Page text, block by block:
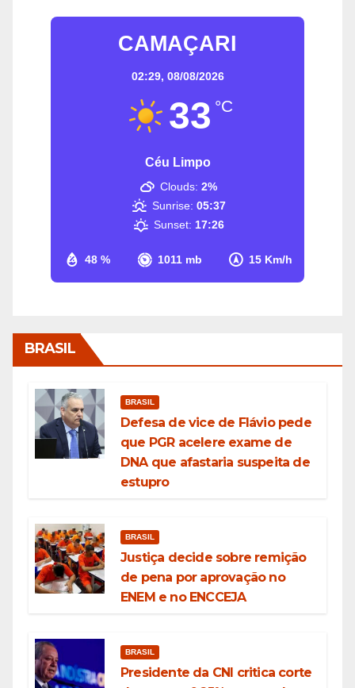
CAMAÇARI
02:29, 08/08/2026
33 °C
Céu Limpo
48 % 1011 mb 15 Km/h
Clouds: 2%
Sunrise: 05:37
Sunset: 17:26
BRASIL
BRASIL
Defesa de vice de Flávio pede
que PGR acelere exame de
DNA que afastaria suspeita de
estupro
BRASIL
Justiça decide sobre remição
de pena por aprovação no
ENEM e no ENCCEJA
BRASIL
Presidente da CNI critica corte